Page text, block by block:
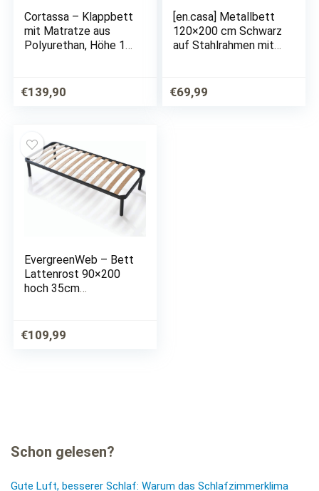
Cortassa – Klappbett
mit Matratze aus
Polyurethan, Höhe 10
Holz, 80 x 200 cm,
platzsparendes Bett
€139,90
[en.casa] Metallbett
120×200 cm Schwarz
auf Stahlrahmen mit
Kopfteil Design
Jugendbett
€69,99
EvergreenWeb – Bett
Lattenrost 90×200
hoch 35cm
Komfort aus Buche
Holz Verstärkt mit 4
€109,99
Schon gelesen?
Gute Luft, besserer Schlaf: Warum das Schlafzimmerklima